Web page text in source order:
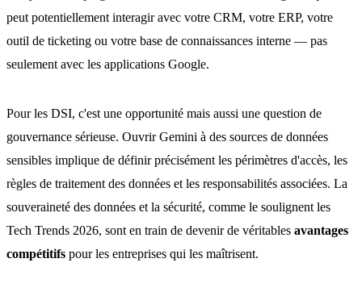
peut potentiellement interagir avec votre CRM, votre ERP, votre
outil de ticketing ou votre base de connaissances interne — pas
seulement avec les applications Google.
Pour les DSI, c'est une opportunité mais aussi une question de
gouvernance sérieuse. Ouvrir Gemini à des sources de données
sensibles implique de définir précisément les périmètres d'accès, les
règles de traitement des données et les responsabilités associées. La
souveraineté des données et la sécurité, comme le soulignent les
Tech Trends 2026, sont en train de devenir de véritables avantages
compétitifs pour les entreprises qui les maîtrisent.